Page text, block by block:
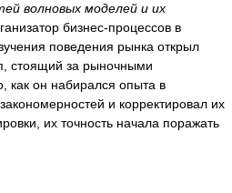
волновых моделей и их
бизнес-процессов в
поведения рынка открыл
стоящий за рыночными
как он набирался опыта в
и корректировал их
их точность начала поражать